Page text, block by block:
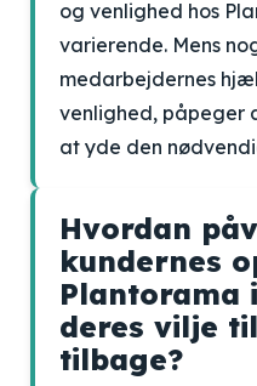
og venlighed hos
varierende. Mens
medarbejdernes
venlighed, påpeger
at yde den
Hvordan
kundernes
Plantorama
deres vilje
tilbage?